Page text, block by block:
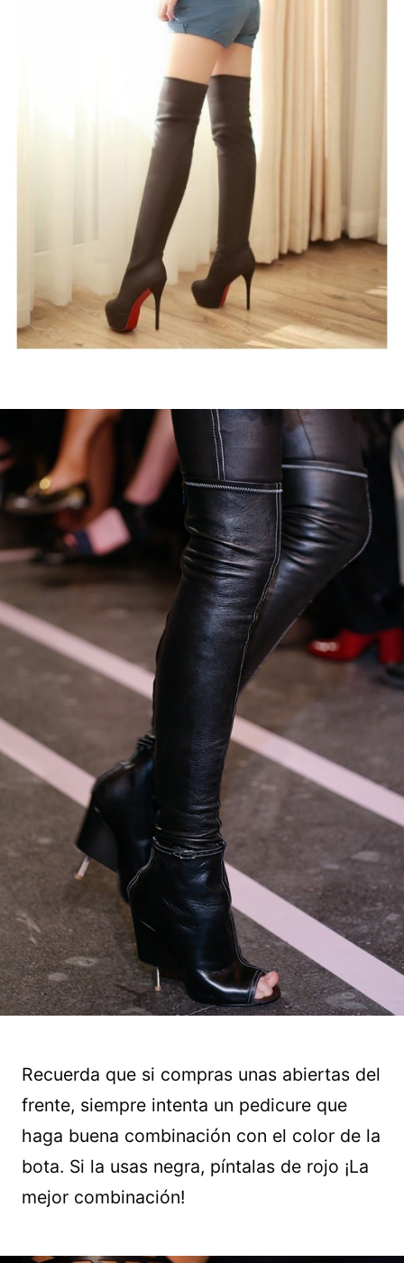
Recuerda que si compras unas abiertas del
frente, siempre intenta un pedicure que
haga buena combinación con el color de la
bota. Si la usas negra, píntalas de rojo ¡La
mejor combinación!